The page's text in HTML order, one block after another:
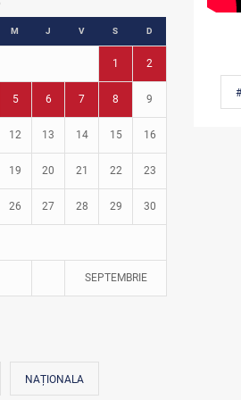
în grădinițe
M J V S D
1 2
5 6 7 8 9
12 13 14 15 16
19 20 21 22 23
26 27 28 29 30
SEPTEMBRIE
NAȚIONALA